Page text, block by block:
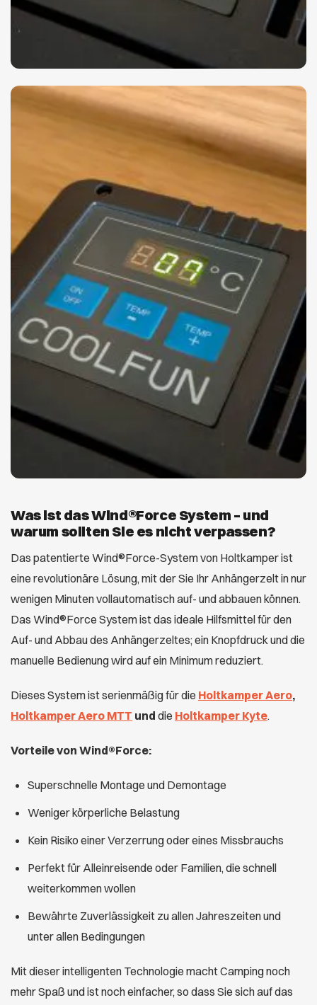
Was ist das Wind®Force System – und
warum sollten Sie es nicht verpassen?
Das patentierte Wind®Force-System von Holtkamper ist
eine revolutionäre Lösung, mit der Sie Ihr Anhängerzelt in nur
wenigen Minuten vollautomatisch auf- und abbauen können.
Das Wind®Force System ist das ideale Hilfsmittel für den
Auf- und Abbau des Anhängerzeltes; ein Knopfdruck und die
manuelle Bedienung wird auf ein Minimum reduziert.
Dieses System ist serienmäßig für die Holtkamper Aero,
Holtkamper Aero MTT und die Holtkamper Kyte.
Vorteile von Wind®Force:
Superschnelle Montage und Demontage
Weniger körperliche Belastung
Kein Risiko einer Verzerrung oder eines Missbrauchs
Perfekt für Alleinreisende oder Familien, die schnell
weiterkommen wollen
Bewährte Zuverlässigkeit zu allen Jahreszeiten und
unter allen Bedingungen
Mit dieser intelligenten Technologie macht Camping noch
mehr Spaß und ist noch einfacher, so dass Sie sich auf das